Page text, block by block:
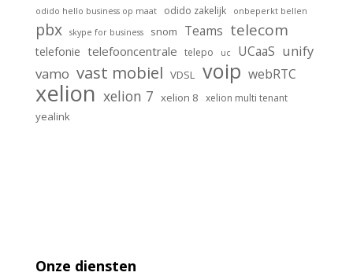
odido hello business op maat odido zakelijk onbeperkt bellen
pbx skype for business snom Teams telecom
telefonie telefooncentrale telepo uc UCaaS unify
vamo vast mobiel VDSL voip webRTC
xelion xelion 7 xelion 8 xelion multi tenant
yealink
Onze diensten